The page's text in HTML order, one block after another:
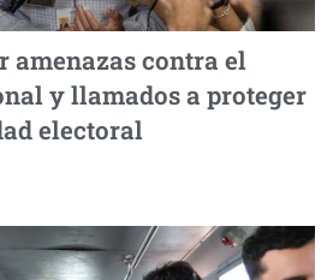
amenazas contra el
y llamados a proteger
electoral